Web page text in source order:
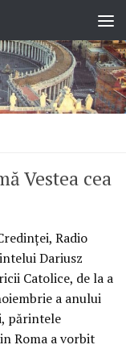
Vestea cea
Radio
Dariusz
Catolice, de la a
a anului
părintele
Roma a vorbit